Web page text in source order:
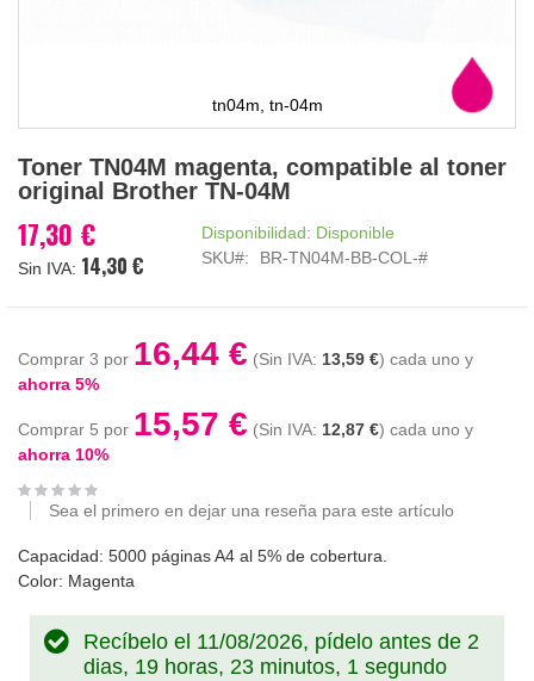
tn04m, tn-04m
al
comienzo
la
galería
Toner TN04M magenta, compatible al toner
original Brother TN-04M
17,30 €
14,30 €
Disponibilidad: Disponible
SKU
BR-TN04M-BB-COL-#
Comprar 3 por 16,44 € 13,59 € cada uno y
ahorra 5%
Comprar 5 por 15,57 € 12,87 € cada uno y
ahorra 10%
Sea el primero en dejar una reseña para este artículo
Capacidad: 5000 páginas A4 al 5% de cobertura.
Color: Magenta
Recíbelo el 11/08/2026, pídelo antes de 2
dias, 19 horas, 23 minutos, 1 segundo